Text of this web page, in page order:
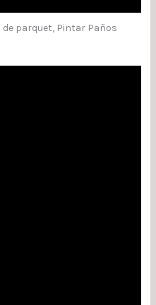
de parquet, Pintar Paños